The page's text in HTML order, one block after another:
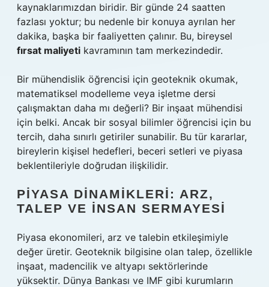
kaynaklarımızdan biridir. Bir günde 24 saatten
fazlası yoktur; bu nedenle bir konuya ayrılan her
dakika, başka bir faaliyetten çalınır. Bu, bireysel
fırsat maliyeti kavramının tam merkezindedir.
Bir mühendislik öğrencisi için geoteknik okumak,
matematiksel modelleme veya işletme dersi
çalışmaktan daha mı değerli? Bir inşaat mühendisi
için belki. Ancak bir sosyal bilimler öğrencisi için bu
tercih, daha sınırlı getiriler sunabilir. Bu tür kararlar,
bireylerin kişisel hedefleri, beceri setleri ve piyasa
beklentileriyle doğrudan ilişkilidir.
PIYASA DINAMIKLERI: ARZ,
TALEP VE İNSAN SERMAYESI
Piyasa ekonomileri, arz ve talebin etkileşimiyle
değer üretir. Geoteknik bilgisine olan talep, özellikle
inşaat, madencilik ve altyapı sektörlerinde
yüksektir. Dünya Bankası ve IMF gibi kurumların